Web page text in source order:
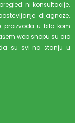
ni konsultacije.
dijagnoze.
proizvoda u bilo kom
web shopu su dio
su svi na stanju u